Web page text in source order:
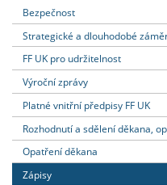
Bezpečnost
Strategické a dlouhodobé
FF UK pro udržitelnost
Výroční zprávy
Platné vnitřní předpisy FF UK
Rozhodnutí a sdělení děkana,
Opatření děkana
Zápisy